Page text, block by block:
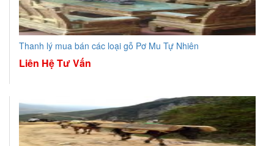
Thanh lý mua bán các loại gỗ Pơ Mu Tự Nhiên
Liên Hệ Tư Vấn